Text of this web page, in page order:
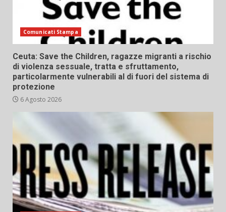
Comunicati Stampa
Ceuta: Save the Children, ragazze migranti a rischio
di violenza sessuale, tratta e sfruttamento,
particolarmente vulnerabili al di fuori del sistema di
protezione
6 Agosto 2026